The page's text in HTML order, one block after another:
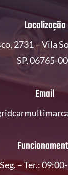
Localização
2731 – Vila
SP, 06765-
Email
Seg. – Ter.: